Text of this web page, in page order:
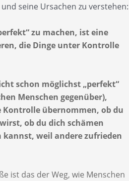
seine Ursachen zu verstehen:
zu machen, ist eine
die Dinge unter Kontrolle
schon möglichst „perfekt“
Menschen gegenüber),
übernommen, ob du
ob du dich schämen
weil andere zufrieden
ist das der Weg, wie Menschen